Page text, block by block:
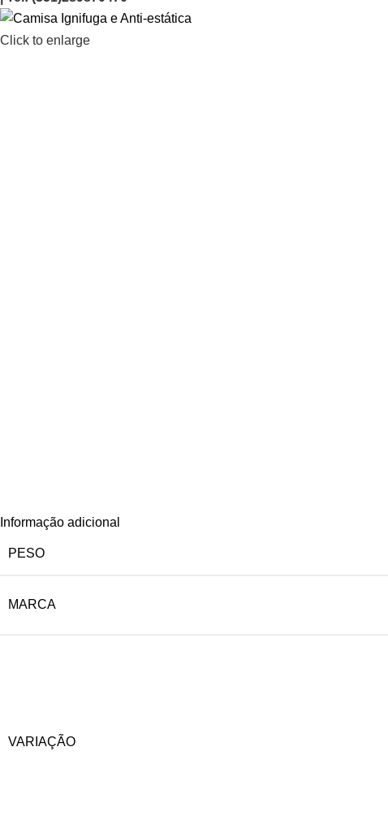
Click to enlarge
Informação adicional
PESO
MARCA
VARIAÇÃO